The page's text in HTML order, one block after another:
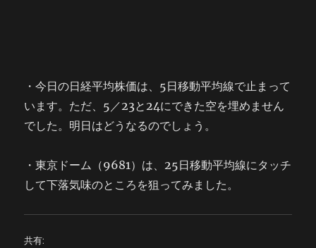
・今日の日経平均株価は、5日移動平均線で止まって
います。ただ、5／23と24にできた空を埋めません
でした。明日はどうなるのでしょう。
・東京ドーム（9681）は、25日移動平均線にタッチ
して下落気味のところを狙ってみました。
共有: